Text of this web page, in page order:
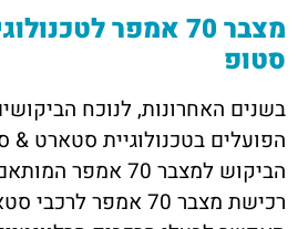
מצבר 70 אמפר
סטופ
בשנים האחרונות, לנוכח
הפועלים בטכנולוגיית סטארט &
הביקוש למצבר 70
רכישת מצבר 70 אמפר